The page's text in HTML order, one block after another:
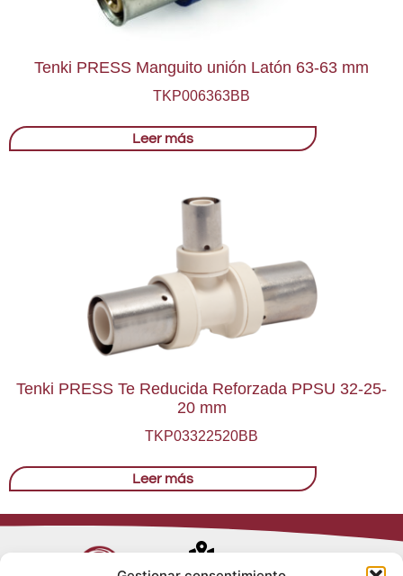
Tenki PRESS Manguito unión Latón 63-63 mm
TKP006363BB
Leer más
Tenki PRESS Te Reducida Reforzada PPSU 32-25-
20 mm
TKP03322520BB
Leer más